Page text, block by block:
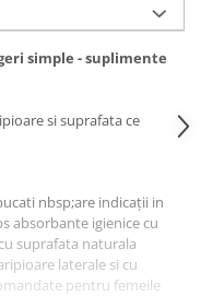
simple - suplimente
si suprafata ce
nbsp;are indicații in
absorbante igienice cu
suprafata naturala
laterale si cu
pentru femeile